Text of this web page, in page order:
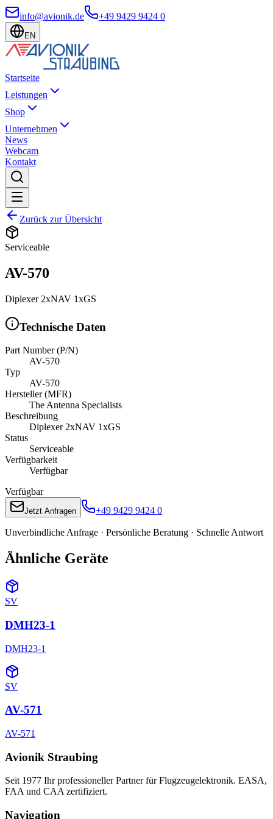
info@avionik.de +49 9429 9424 0
EN
Startseite
Leistungen
Shop
Unternehmen
News
Webcam
Kontakt
Zurück zur Übersicht
Serviceable
AV-570
Diplexer 2xNAV 1xGS
Technische Daten
Part Number (P/N)
AV-570
Typ
AV-570
Hersteller (MFR)
The Antenna Specialists
Beschreibung
Diplexer 2xNAV 1xGS
Status
Serviceable
Verfügbarkeit
Verfügbar
Verfügbar
Jetzt Anfragen +49 9429 9424 0
Unverbindliche Anfrage · Persönliche Beratung · Schnelle Antwort
Ähnliche Geräte
SV
DMH23-1
DMH23-1
SV
AV-571
AV-571
Avionik Straubing
Seit 1977 Ihr professioneller Partner für Flugzeugelektronik. EASA,
FAA und CAA zertifiziert.
Navigation